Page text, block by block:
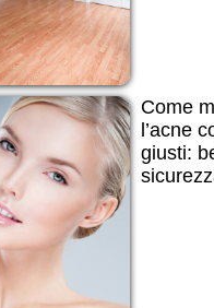
Come
l’acne
giusti: